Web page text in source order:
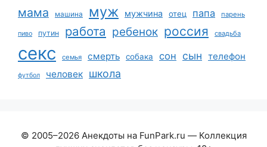
мама машина муж мужчина отец папа парень
пиво путин работа ребенок россия свадьба
секс семья смерть собака сон сын телефон
футбол человек школа
© 2005–2026 Анекдоты на FunPark.ru — Коллекция